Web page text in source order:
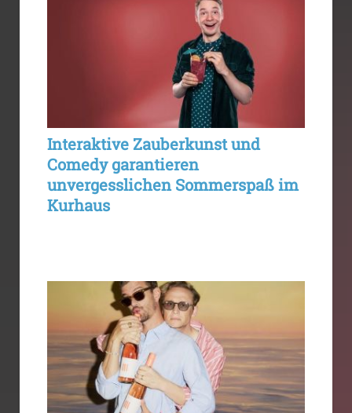
Interaktive Zauberkunst und
Comedy garantieren
unvergesslichen Sommerspaß im
Kurhaus